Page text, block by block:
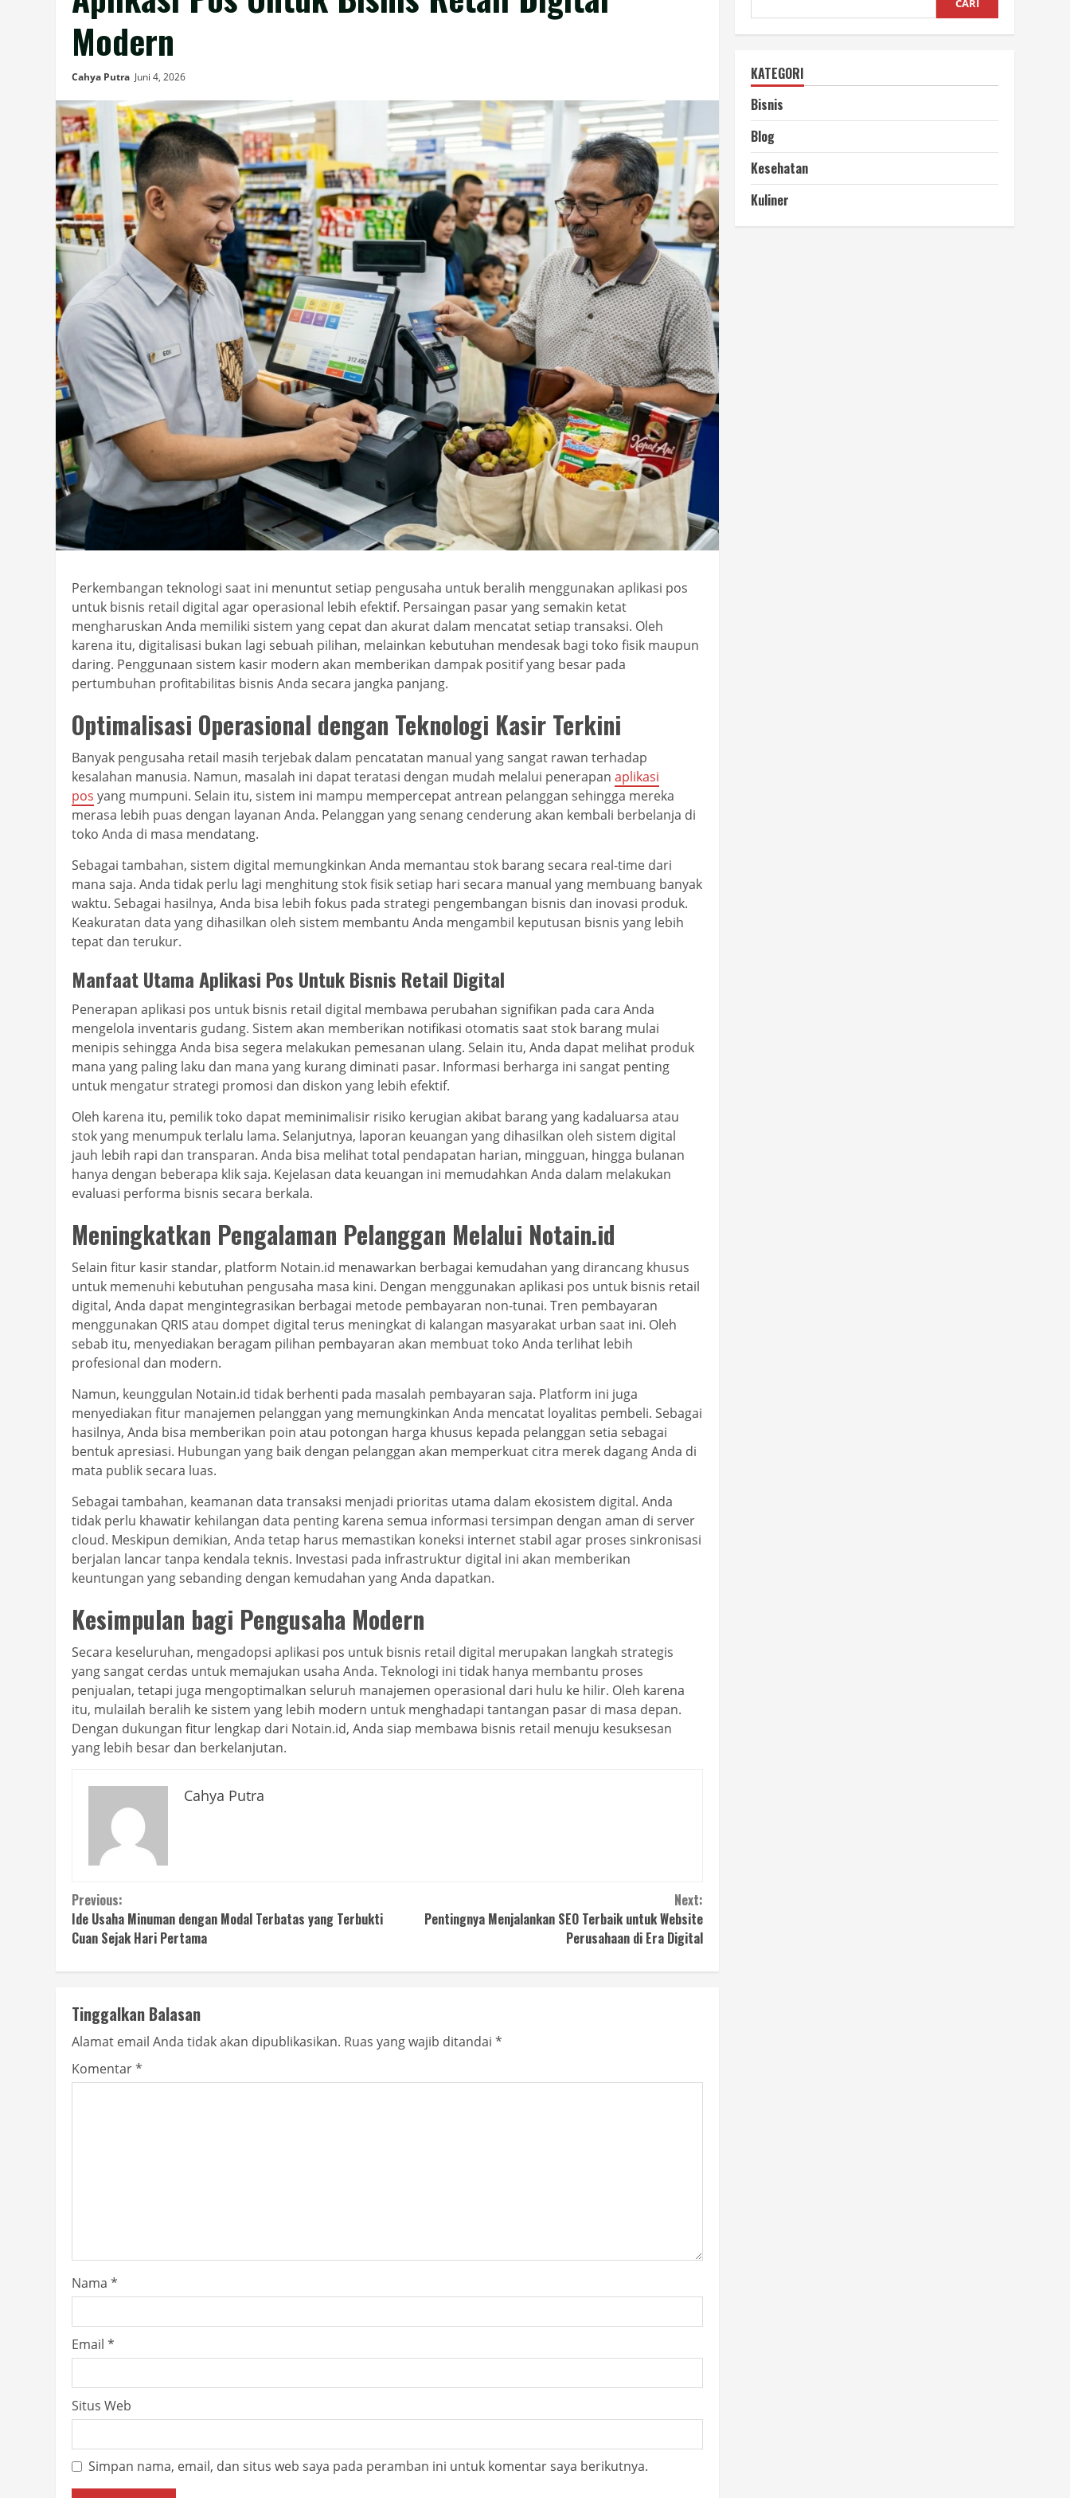
Modern
Cahya Putra Juni 4, 2026
Perkembangan teknologi saat ini menuntut setiap pengusaha untuk beralih menggunakan aplikasi pos
untuk bisnis retail digital agar operasional lebih efektif. Persaingan pasar yang semakin ketat
mengharuskan Anda memiliki sistem yang cepat dan akurat dalam mencatat setiap transaksi. Oleh
karena itu, digitalisasi bukan lagi sebuah pilihan, melainkan kebutuhan mendesak bagi toko fisik maupun
daring. Penggunaan sistem kasir modern akan memberikan dampak positif yang besar pada
pertumbuhan profitabilitas bisnis Anda secara jangka panjang.
Optimalisasi Operasional dengan Teknologi Kasir Terkini
Banyak pengusaha retail masih terjebak dalam pencatatan manual yang sangat rawan terhadap
kesalahan manusia. Namun, masalah ini dapat teratasi dengan mudah melalui penerapan aplikasi
pos yang mumpuni. Selain itu, sistem ini mampu mempercepat antrean pelanggan sehingga mereka
merasa lebih puas dengan layanan Anda. Pelanggan yang senang cenderung akan kembali berbelanja di
toko Anda di masa mendatang.
Sebagai tambahan, sistem digital memungkinkan Anda memantau stok barang secara real-time dari
mana saja. Anda tidak perlu lagi menghitung stok fisik setiap hari secara manual yang membuang banyak
waktu. Sebagai hasilnya, Anda bisa lebih fokus pada strategi pengembangan bisnis dan inovasi produk.
Keakuratan data yang dihasilkan oleh sistem membantu Anda mengambil keputusan bisnis yang lebih
tepat dan terukur.
Manfaat Utama Aplikasi Pos Untuk Bisnis Retail Digital
Penerapan aplikasi pos untuk bisnis retail digital membawa perubahan signifikan pada cara Anda
mengelola inventaris gudang. Sistem akan memberikan notifikasi otomatis saat stok barang mulai
menipis sehingga Anda bisa segera melakukan pemesanan ulang. Selain itu, Anda dapat melihat produk
mana yang paling laku dan mana yang kurang diminati pasar. Informasi berharga ini sangat penting
untuk mengatur strategi promosi dan diskon yang lebih efektif.
Oleh karena itu, pemilik toko dapat meminimalisir risiko kerugian akibat barang yang kadaluarsa atau
stok yang menumpuk terlalu lama. Selanjutnya, laporan keuangan yang dihasilkan oleh sistem digital
jauh lebih rapi dan transparan. Anda bisa melihat total pendapatan harian, mingguan, hingga bulanan
hanya dengan beberapa klik saja. Kejelasan data keuangan ini memudahkan Anda dalam melakukan
evaluasi performa bisnis secara berkala.
Meningkatkan Pengalaman Pelanggan Melalui Notain.id
Selain fitur kasir standar, platform Notain.id menawarkan berbagai kemudahan yang dirancang khusus
untuk memenuhi kebutuhan pengusaha masa kini. Dengan menggunakan aplikasi pos untuk bisnis retail
digital, Anda dapat mengintegrasikan berbagai metode pembayaran non-tunai. Tren pembayaran
menggunakan QRIS atau dompet digital terus meningkat di kalangan masyarakat urban saat ini. Oleh
sebab itu, menyediakan beragam pilihan pembayaran akan membuat toko Anda terlihat lebih
profesional dan modern.
Namun, keunggulan Notain.id tidak berhenti pada masalah pembayaran saja. Platform ini juga
menyediakan fitur manajemen pelanggan yang memungkinkan Anda mencatat loyalitas pembeli. Sebagai
hasilnya, Anda bisa memberikan poin atau potongan harga khusus kepada pelanggan setia sebagai
bentuk apresiasi. Hubungan yang baik dengan pelanggan akan memperkuat citra merek dagang Anda di
mata publik secara luas.
Sebagai tambahan, keamanan data transaksi menjadi prioritas utama dalam ekosistem digital. Anda
tidak perlu khawatir kehilangan data penting karena semua informasi tersimpan dengan aman di server
cloud. Meskipun demikian, Anda tetap harus memastikan koneksi internet stabil agar proses sinkronisasi
berjalan lancar tanpa kendala teknis. Investasi pada infrastruktur digital ini akan memberikan
keuntungan yang sebanding dengan kemudahan yang Anda dapatkan.
Kesimpulan bagi Pengusaha Modern
Secara keseluruhan, mengadopsi aplikasi pos untuk bisnis retail digital merupakan langkah strategis
yang sangat cerdas untuk memajukan usaha Anda. Teknologi ini tidak hanya membantu proses
penjualan, tetapi juga mengoptimalkan seluruh manajemen operasional dari hulu ke hilir. Oleh karena
itu, mulailah beralih ke sistem yang lebih modern untuk menghadapi tantangan pasar di masa depan.
Dengan dukungan fitur lengkap dari Notain.id, Anda siap membawa bisnis retail menuju kesuksesan
yang lebih besar dan berkelanjutan.
Cahya Putra
Continue
Reading
Previous:
Ide Usaha Minuman dengan Modal Terbatas yang Terbukti
Cuan Sejak Hari Pertama
Next:
Pentingnya Menjalankan SEO Terbaik untuk Website
Perusahaan di Era Digital
Tinggalkan Balasan
Alamat email Anda tidak akan dipublikasikan. Ruas yang wajib ditandai *
Komentar*
Nama *
Email *
Situs Web
Simpan nama, email, dan situs web saya pada peramban ini untuk komentar saya berikutnya.
KATEGORI
Bisnis
Blog
Kesehatan
Kuliner